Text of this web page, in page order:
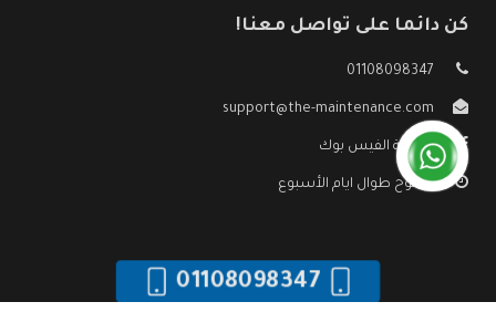
كن دائما على تواصل معنا!
01108098347
support@the-maintenance.com
صفحة الفيس بوك
مفتوح طوال ايام الأسبوع
01108098347